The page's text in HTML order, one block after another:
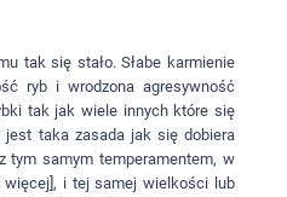
tak się stało. Słabe karmienie
ryb i wrodzona agresywność
tak jak wiele innych które się
jest taka zasada jak się dobiera
tym samym temperamentem, w
i tej samej wielkości lub